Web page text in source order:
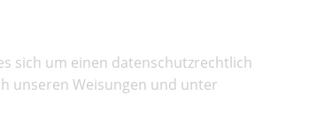
sich um einen datenschutzrechtlich
unseren Weisungen und unter